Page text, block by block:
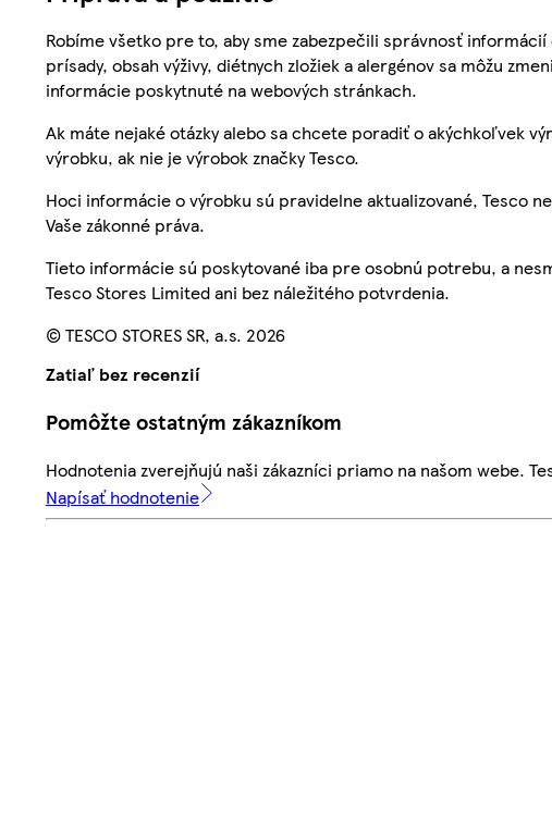
Robíme všetko pre to, aby sme zabezpečili správnosť
prísady, obsah výživy, diétnych zložiek a alergénov sa môžu
informácie poskytnuté na webových stránkach.
Ak máte nejaké otázky alebo sa chcete poradiť o akýchkoľvek
výrobku, ak nie je výrobok značky Tesco.
Hoci informácie o výrobku sú pravidelne aktualizované, Tesco
Vaše zákonné práva.
Tieto informácie sú poskytované iba pre osobnú potrebu, a
Tesco Stores Limited ani bez náležitého potvrdenia.
© TESCO STORES SR, a.s. 2026
Zatiaľ bez recenzií
Pomôžte ostatným zákazníkom
Hodnotenia zverejňujú naši zákazníci priamo na našom webe.
Napísať hodnotenie